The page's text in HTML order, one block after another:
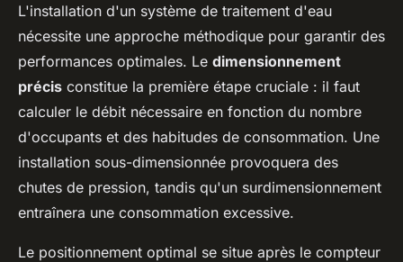
L'installation d'un système de traitement d'eau
nécessite une approche méthodique pour garantir des
performances optimales. Le dimensionnement
précis constitue la première étape cruciale : il faut
calculer le débit nécessaire en fonction du nombre
d'occupants et des habitudes de consommation. Une
installation sous-dimensionnée provoquera des
chutes de pression, tandis qu'un surdimensionnement
entraînera une consommation excessive.
Le positionnement optimal se situe après le compteur